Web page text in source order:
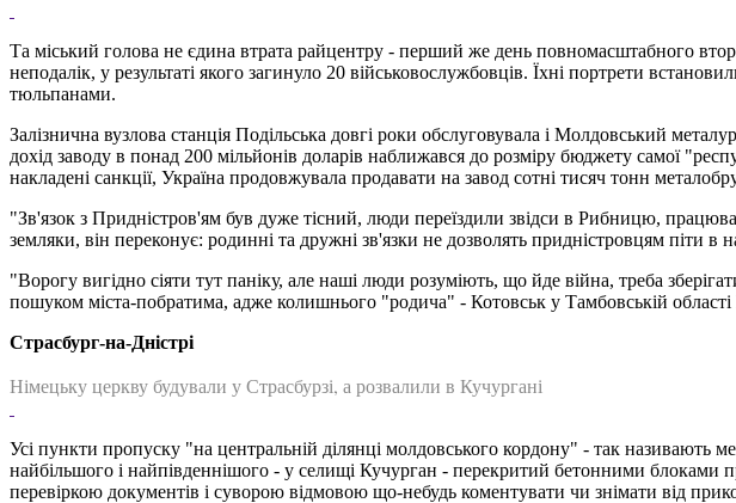
Та міський голова не єдина втрата райцентру - перший же день повномасштабного
неподалік, у результаті якого загинуло 20 військовослужбовців. Їхні портрети
тюльпанами.
Залізнична вузлова станція Подільська довгі роки обслуговувала і Молдовський
дохід заводу в понад 200 мільйонів доларів наближався до розміру бюджету самої
накладені санкції, Україна продовжувала продавати на завод сотні тисяч тонн
"Зв'язок з Придністров'ям був дуже тісний, люди переїздили звідси в Рибницю,
земляки, він переконує: родинні та дружні зв'язки не дозволять придністровцям піти в
"Ворогу вигідно сіяти тут паніку, але наші люди розуміють, що йде війна, треба
пошуком міста-побратима, адже колишнього "родича" - Котовськ у Тамбовській області
Страсбург-на-Дністрі
Німецьку церкву будували у Страсбурзі, а розвалили в Кучургані
Усі пункти пропуску "на центральній ділянці молдовського кордону" - так називають
найбільшого і найпівденнішого - у селищі Кучурган - перекритий бетонними блоками
перевіркою документів і суворою відмовою що-небудь коментувати чи знімати від